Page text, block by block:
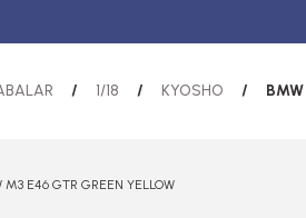
1/18 KYOSHO